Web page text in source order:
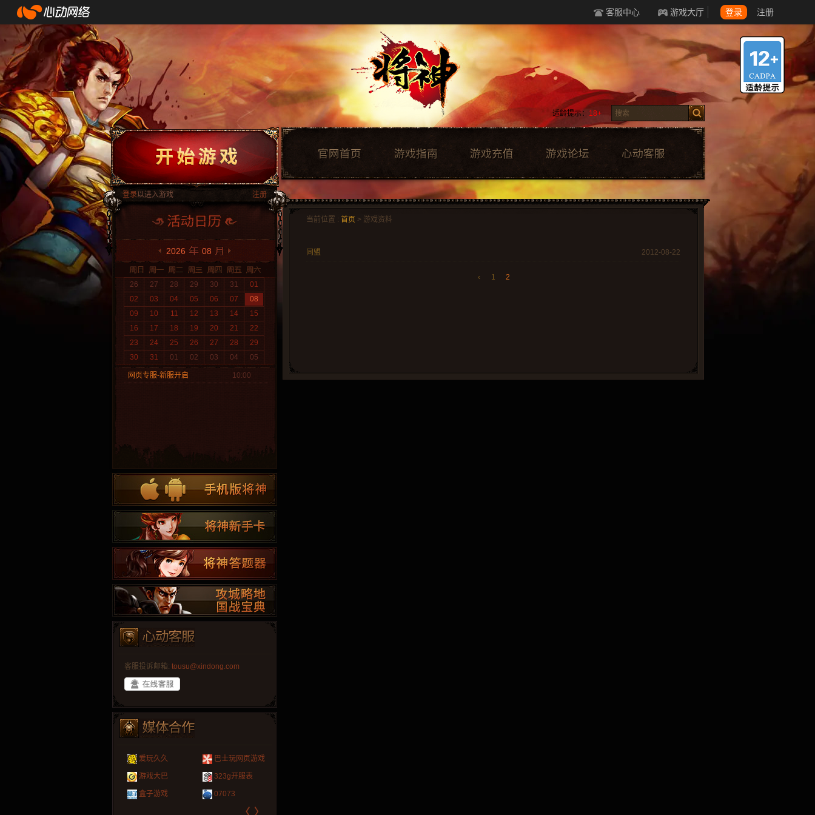
客服中心 游戏大厅 登录 注册
适龄提示： 18+
登录以进入游戏 注册
2026 08
26 27 28 29 30 31
01
02
03 04 05 06 07
08
09
10 11 12 13 14
15
16
17 18 19 20 21
22
23
24 25 26 27 28
29
30
31 01 02 03 04 05
网页专服-新服开启 10:00
客服投诉邮箱: tousu@xindong.com
爱玩久久 巴士玩网页游戏
游戏大巴 323g开服表
盒子游戏 07073
〈 〉
当前位置 : 首页 > 游戏资料
同盟 2012-08-22
‹ 1 2